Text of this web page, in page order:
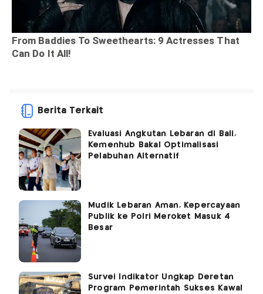
Berita Terkait
Evaluasi Angkutan Lebaran di Bali,
Kemenhub Bakal Optimalisasi
Pelabuhan Alternatif
Mudik Lebaran Aman, Kepercayaan
Publik ke Polri Meroket Masuk 4
Besar
Survei Indikator Ungkap Deretan
Program Pemerintah Sukses Kawal